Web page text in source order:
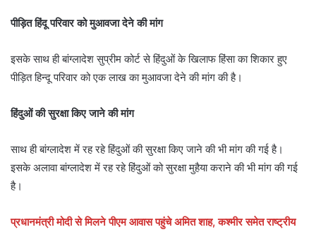
पीड़ित हिंदू परिवार को मुआवजा देने की मांग
इसके साथ ही बांग्लादेश सुप्रीम कोर्ट से हिंदुओं के खिलाफ हिंसा का शिकार हुए
पीड़ित हिन्दू परिवार को एक लाख का मुआवजा देने की मांग की है।
हिंदुओं की सुरक्षा किए जाने की मांग
साथ ही बांग्लादेश में रह रहे हिंदुओं की सुरक्षा किए जाने की भी मांग की गई है।
इसके अलावा बांग्लादेश में रह रहे हिंदुओं को सुरक्षा मुहैया कराने की भी मांग की गई
है।
प्रधानमंत्री मोदी से मिलने पीएम आवास पहुंचे अमित शाह, कश्मीर समेत राष्ट्रीय